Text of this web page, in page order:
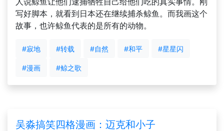
写好脚本，就看到日本还在继续捕杀鲸鱼。而我画这个
故事，也许鲸鱼代表的是所有的动物。
#寂地 #转载 #自然 #和平 #星星闪
#漫画 #鲸之歌
吴淼搞笑四格漫画：迈克和小子